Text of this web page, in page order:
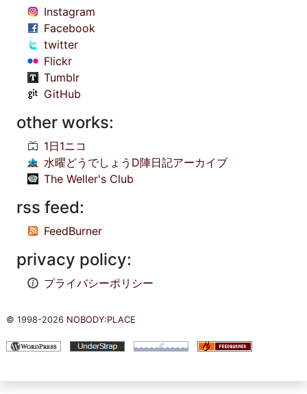
Instagram
Facebook
twitter
Flickr
Tumblr
GitHub
other works:
1日1ニコ
水曜どうでしょうD陣日記アーカイブ
The Weller's Club
rss feed:
FeedBurner
privacy policy:
プライバシーポリシー
© 1998-2026 NOBODY:PLACE